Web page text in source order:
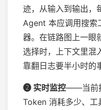
迹，从输入到输出，
Agent 本应调用搜索
器。在链路图上一眼
选择时，上下文里混
靠翻日志要半小时的
❷ 实时监控——当前
Token 消耗多少、工